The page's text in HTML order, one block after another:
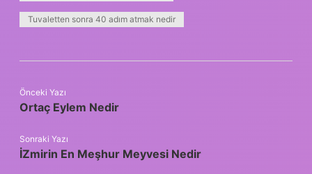
Tuvaletten sonra 40 adım atmak nedir
Önceki Yazı
Ortaç Eylem Nedir
Sonraki Yazı
İZmirin En Meşhur Meyvesi Nedir